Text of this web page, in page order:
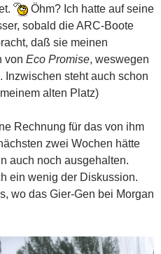
Öhm? Ich hatte auf seine
sobald die ARC-Boote
daß sie meinen
von Eco Promise, weswegen
Inzwischen steht auch schon
alten Platz)
Rechnung für das von ihm
zwei Wochen hätte
auch noch ausgehalten.
ein wenig der Diskussion.
wo das Gier-Gen bei Morgan